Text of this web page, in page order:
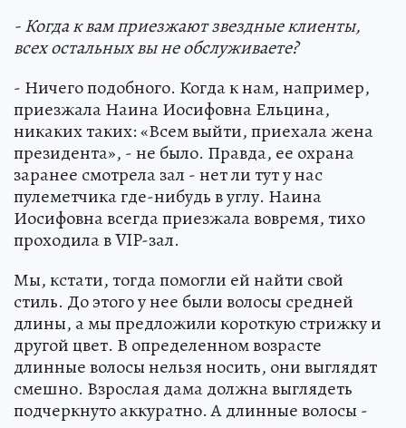
- Когда к вам приезжают звездные клиенты,
всех остальных вы не обслуживаете?
- Ничего подобного. Когда к нам, например,
приезжала Наина Иосифовна Ельцина,
никаких таких: «Всем выйти, приехала жена
президента», - не было. Правда, ее охрана
заранее смотрела зал - нет ли тут у нас
пулеметчика где-нибудь в углу. Наина
Иосифовна всегда приезжала вовремя, тихо
проходила в VIP-зал.
Мы, кстати, тогда помогли ей найти свой
стиль. До этого у нее были волосы средней
длины, а мы предложили короткую стрижку и
другой цвет. В определенном возрасте
длинные волосы нельзя носить, они выглядят
смешно. Взрослая дама должна выглядеть
подчеркнуто аккуратно. А длинные волосы -